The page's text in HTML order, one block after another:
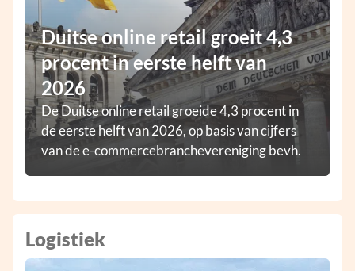
Duitse online retail groeit 4,3
procent in eerste helft van
2026
De Duitse online retail groeide 4,3 procent in
de eerste helft van 2026, op basis van cijfers
van de e-commercebranchevereniging bevh.
Logistiek